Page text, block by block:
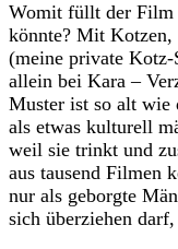
Womit füllt der Film
könnte? Mit
(meine private
allein bei Kara –
Muster ist so alt wie
als etwas kulturell
weil sie trinkt und
aus tausend Filmen
nur als geborgte
sich überziehen